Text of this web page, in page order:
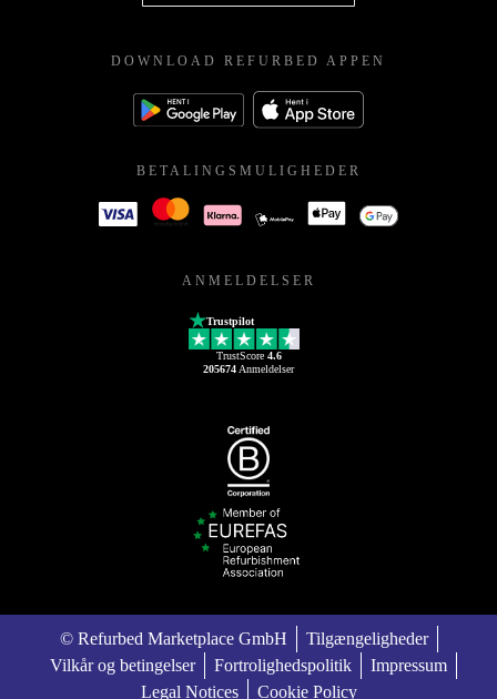
DOWNLOAD REFURBED APPEN
BETALINGSMULIGHEDER
ANMELDELSER
Trustpilot
TrustScore 4.6
205674 Anmeldelser
© Refurbed Marketplace GmbH
Tilgængeligheder
Vilkår og betingelser
Fortrolighedspolitik
Impressum
Legal Notices
Cookie Policy